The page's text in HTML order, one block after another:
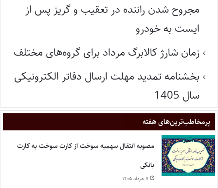
مجروح شدن راننده در تعقیب و گریز پس از
ایست به خودرو
زمان شارژ کالابرگ مرداد برای گروه‌های مختلف
بخشنامه تمدید مهلت ارسال دفاتر الکترونیکی
سال 1405
پر‌مخاطب‌ترین‌های هفته
مصوبه انتقال سهمیه سوخت از کارت سوخت به کارت
بانکی
۷ مرداد ۱۴۰۵